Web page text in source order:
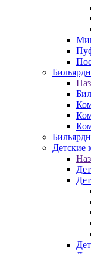
Детские